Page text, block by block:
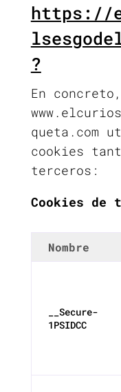
https://
?
En concreto,
queta.com
cookies
terceros:
Cookies de
Nombre
__Secure-
1PSIDCC